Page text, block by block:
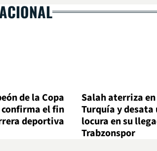
de la Copa
el fin
deportiva
Salah aterriza en
Turquía y desata
locura en su
Trabzonspor